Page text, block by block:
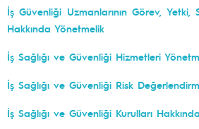
İş Güvenliği Uzmanlarının Görev,
Hakkında Yönetmelik
İş Sağlığı ve Güvenliği Hizmetleri
İş Sağlığı ve Güvenliği Risk
İş Sağlığı ve Güvenliği Kurulları